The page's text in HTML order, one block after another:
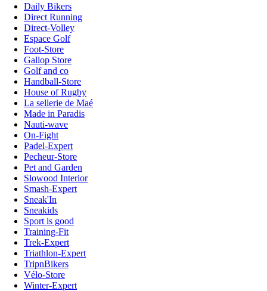
Daily Bikers
Direct Running
Direct-Volley
Espace Golf
Foot-Store
Gallop Store
Golf and co
Handball-Store
House of Rugby
La sellerie de Maé
Made in Paradis
Nauti-wave
On-Fight
Padel-Expert
Pecheur-Store
Pet and Garden
Slowood Interior
Smash-Expert
Sneak'In
Sneakids
Sport is good
Training-Fit
Trek-Expert
Triathlon-Expert
TripnBikers
Vélo-Store
Winter-Expert